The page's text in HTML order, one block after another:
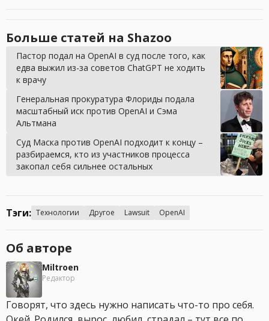
Больше статей на Shazoo
Пастор подал на OpenAI в суд после того, как
едва выжил из-за советов ChatGPT не ходить
к врачу
Генеральная прокуратура Флориды подала
масштабный иск против OpenAI и Сэма
Альтмана
Суд Маска против OpenAI подходит к концу –
разбираемся, кто из участников процесса
закопал себя сильнее остальных
Тэги: Технологии Другое Lawsuit OpenAI
Об авторе
Miltroen
Редактор
Говорят, что здесь нужно написать что-то про себя.